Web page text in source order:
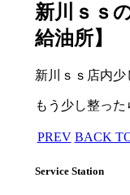
新川ｓｓ
給油所】
新川ｓｓ店内少
もう少し整った
PREV BACK
Service Station